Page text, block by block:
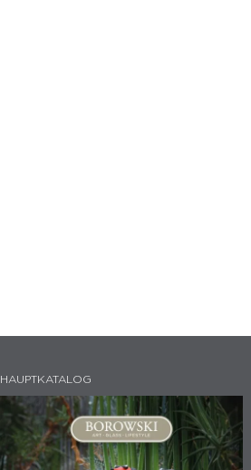
HAUPTKATALOG